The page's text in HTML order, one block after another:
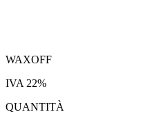
WAXOFF
IVA 22%
QUANTITÀ